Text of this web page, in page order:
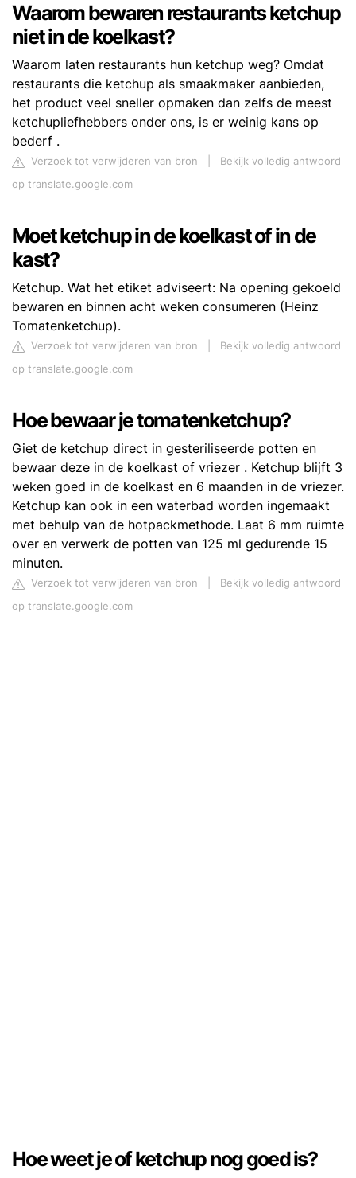
Waarom bewaren restaurants ketchup
niet in de koelkast?
Waarom laten restaurants hun ketchup weg? Omdat
restaurants die ketchup als smaakmaker aanbieden,
het product veel sneller opmaken dan zelfs de meest
ketchupliefhebbers onder ons, is er weinig kans op
bederf .
Verzoek tot verwijderen van bron
Bekijk volledig antwoord
op translate.google.com
Moet ketchup in de koelkast of in de
kast?
Ketchup. Wat het etiket adviseert: Na opening gekoeld
bewaren en binnen acht weken consumeren (Heinz
Tomatenketchup).
Verzoek tot verwijderen van bron
Bekijk volledig antwoord
op translate.google.com
Hoe bewaar je tomatenketchup?
Giet de ketchup direct in gesteriliseerde potten en
bewaar deze in de koelkast of vriezer . Ketchup blijft 3
weken goed in de koelkast en 6 maanden in de vriezer.
Ketchup kan ook in een waterbad worden ingemaakt
met behulp van de hotpackmethode. Laat 6 mm ruimte
over en verwerk de potten van 125 ml gedurende 15
minuten.
Verzoek tot verwijderen van bron
Bekijk volledig antwoord
op translate.google.com
Hoe weet je of ketchup nog goed is?